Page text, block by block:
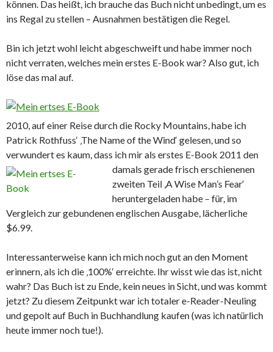
können. Das heißt, ich brauche das Buch nicht unbedingt, um es
ins Regal zu stellen – Ausnahmen bestätigen die Regel.
Bin ich jetzt wohl leicht abgeschweift und habe immer noch
nicht verraten, welches mein erstes E-Book war? Also gut, ich
löse das mal auf.
2010, auf einer Reise durch die Rocky Mountains, habe ich
Patrick Rothfuss‘ ‚The Name of the Wind‘ gelesen, und so
verwundert es kaum, dass ich mir als erstes E-Book 2011 den
damals gerade frischerschienenen
zweiten Teil ‚A Wise Man’s Fear‘
heruntergeladen habe – für, im
Vergleich zur gebundenen englischen Ausgabe, lächerliche
$6.99.
Interessanterweise kann ich mich noch gut an den Moment
erinnern, als ich die ‚100%‘ erreichte. Ihr wisst wie das ist, nicht
wahr? Das Buch ist zu Ende, kein neues in Sicht, und was kommt
jetzt? Zu diesem Zeitpunkt war ich totaler e-Reader-Neuling
und gepolt auf Buch in Buchhandlung kaufen (was ich natürlich
heute immer noch tue!).